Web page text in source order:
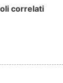
correlati